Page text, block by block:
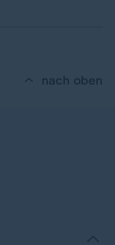
nach oben